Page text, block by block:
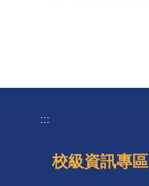
:::
校級資訊專區